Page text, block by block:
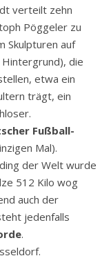
wird dabei
Jecken
verteilt zehn
Pöggeler zu
Skulpturen auf
die
etwa ein
trägt, ein
Fußball-
Mal).
der Welt wurde
512 Kilo wog
auch der